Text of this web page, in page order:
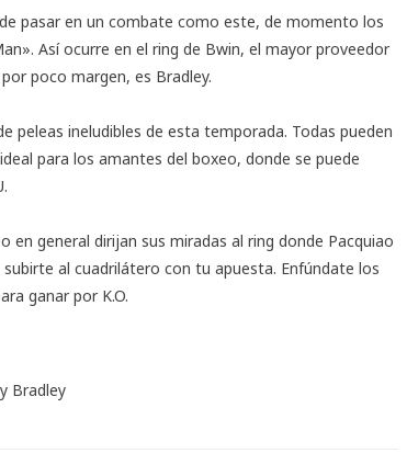
pasar en un combate como este, de momento los
Así ocurre en el ring de Bwin, el mayor proveedor
poco margen, es Bradley.
ineludibles de esta temporada. Todas pueden
para los amantes del boxeo, donde se puede
en general dirijan sus miradas al ring donde Pacquiao
al cuadrilátero con tu apuesta. Enfúndate los
ganar por K.O.
Bradley